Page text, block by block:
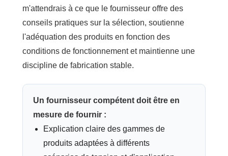
m'attendrais à ce que le fournisseur offre des
conseils pratiques sur la sélection, soutienne
l'adéquation des produits en fonction des
conditions de fonctionnement et maintienne une
discipline de fabrication stable.
Un fournisseur compétent doit être en
mesure de fournir :
Explication claire des gammes de
produits adaptées à différents